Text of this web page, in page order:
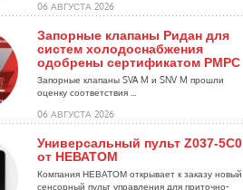
06 АВГУСТА 2026
Запорные клапаны Ридан для
систем холодоснабжения
одобрены сертификатом РМРС
Запорные клапаны SVA M и SNV M прошли
оценку соответствия ...
06 АВГУСТА 2026
Универсальный пульт Z037-5C0
от НЕВАТОМ
Компания НЕВАТОМ открывает к заказу новый
сенсорный пульт управления для приточно-